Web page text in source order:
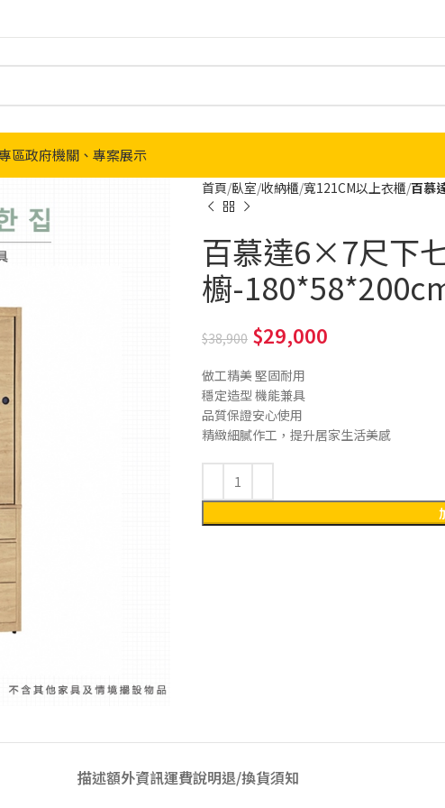
區政府機關、專案展示
首頁 臥室 收納櫃 寬121CM以上衣櫃 百慕
百慕達6×7尺下
櫥-
38,900 29,000
做工精美 堅固耐用
穩定造型 機能兼具
品質保證安心使用
精緻細膩作工，提升居家生活美感
描述額外資訊運費說明退/換貨須知